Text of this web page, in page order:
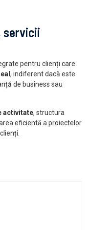
servicii
pentru clienți care
, indiferent dacă este
de business sau
activitate, structura
eficientă a proiectelor